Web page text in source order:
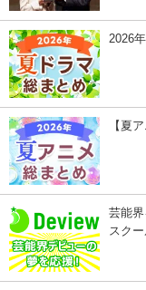
2026
【夏
芸能
スク